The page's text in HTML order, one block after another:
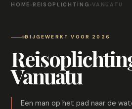
HOME ›REISOPLICHTING ›VANUATU
BIJGEWERKT VOOR 2026
Vanuatu
Een man op het pad naar de